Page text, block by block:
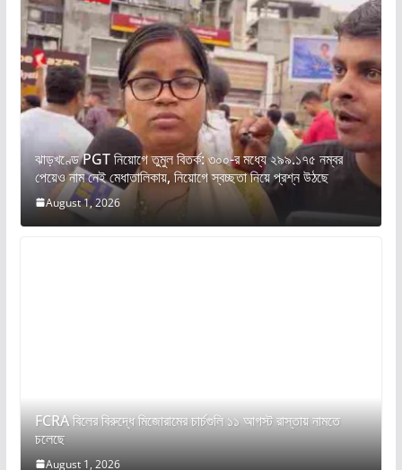
ঝাড়খণ্ডে PGT নিয়োগে তুমুল বিতর্ক: ৩০০-র মধ্যে ২৯৯.১৭৫ নম্বর
পেয়েও নাম নেই মেধাতালিকায়, নিয়োগে স্বচ্ছতা নিয়ে প্রশ্ন উঠছে
August 1, 2026
FCRA বিলের বিরুদ্ধে মিজোরামের চার্চগুলি ১১ আগস্ট রাস্তায় নামতে
চলেছে
August 1, 2026